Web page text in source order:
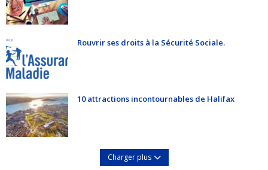
Rouvrir ses droits à la Sécurité Sociale.
10 attractions incontournables de Halifax
Charger plus